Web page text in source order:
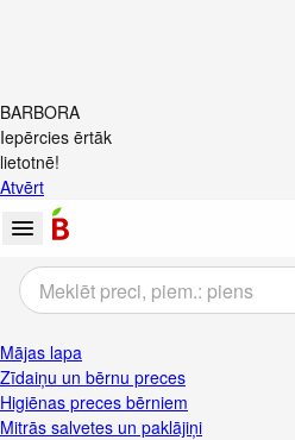
BARBORA
Iepērcies ērtāk
lietotnē!
Atvērt
Mājas lapa
Zīdaiņu un bērnu preces
Higiēnas preces bērniem
Mitrās salvetes un paklājiņi